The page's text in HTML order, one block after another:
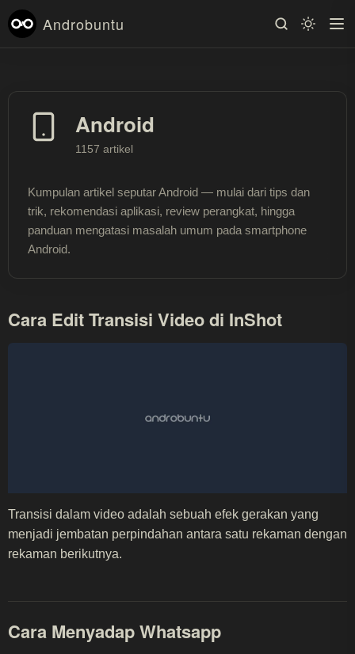
Androbuntu
Android
1157 artikel
Kumpulan artikel seputar Android — mulai dari tips dan
trik, rekomendasi aplikasi, review perangkat, hingga
panduan mengatasi masalah umum pada smartphone
Android.
Cara Edit Transisi Video di InShot
Transisi dalam video adalah sebuah efek gerakan yang
menjadi jembatan perpindahan antara satu rekaman dengan
rekaman berikutnya.
Cara Menyadap Whatsapp